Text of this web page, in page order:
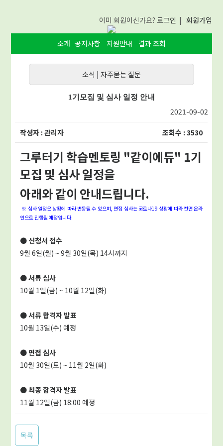
이미 회원이신가요? 로그인 | 회원가입
소개 공지사항 지원안내 결과 조회
소식 | 자주묻는 질문
1기모집 및 심사 일정 안내
2021-09-02
작성자 : 관리자 조회수 : 3530
그루터기 학습멘토링 "같이에듀" 1기
모집 및 심사 일정을
아래와 같이 안내드립니다.
※ 심사 일정은 상황에 따라 변동될 수 있으며, 면접 심사는 코로나19 상황에 따라 전면 온라
인으로 진행될 예정입니다.
● 신청서 접수
9월 6일(월) ~ 9월 30일(목) 14시까지
●서류 심사
10월 1일(금) ~ 10월 12일(화)
●서류 합격자 발표
10월 13일(수) 예정
● 면접 심사
10월 30일(토) ~ 11월 2일(화)
●최종 합격자 발표
11월 12일(금) 18:00 예정
목록